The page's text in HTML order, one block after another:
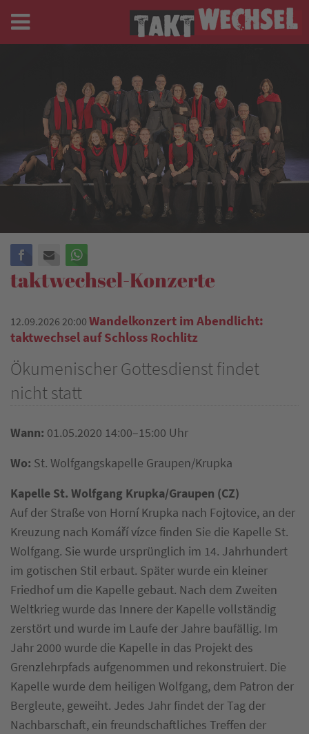
Facebook
E-mail
taktwechsel-Konzerte
12.09.2026 20:00 Wandelkonzert im Abendlicht:
taktwechsel auf Schloss Rochlitz
Ökumenischer Gottesdienst findet
nicht statt
Wann: 01.05.2020 14:00–15:00 Uhr
Wo: St. Wolfgangskapelle Graupen/Krupka
Kapelle St. Wolfgang Krupka/Graupen (CZ)
Auf der Straße von Horní Krupka nach Fojtovice, an der
Kreuzung nach Komáří vízce finden Sie die Kapelle St.
Wolfgang. Sie wurde ursprünglich im 14. Jahrhundert
im gotischen Stil erbaut. Später wurde ein kleiner
Friedhof um die Kapelle gebaut. Nach dem Zweiten
Weltkrieg wurde das Innere der Kapelle vollständig
zerstört und wurde im Laufe der Jahre baufällig. Im
Jahr 2000 wurde die Kapelle in das Projekt des
Grenzlehrpfads aufgenommen und rekonstruiert. Die
Kapelle wurde dem heiligen Wolfgang, dem Patron der
Bergleute, geweiht. Jedes Jahr findet der Tag der
Nachbarschaft, ein freundschaftliches Treffen der